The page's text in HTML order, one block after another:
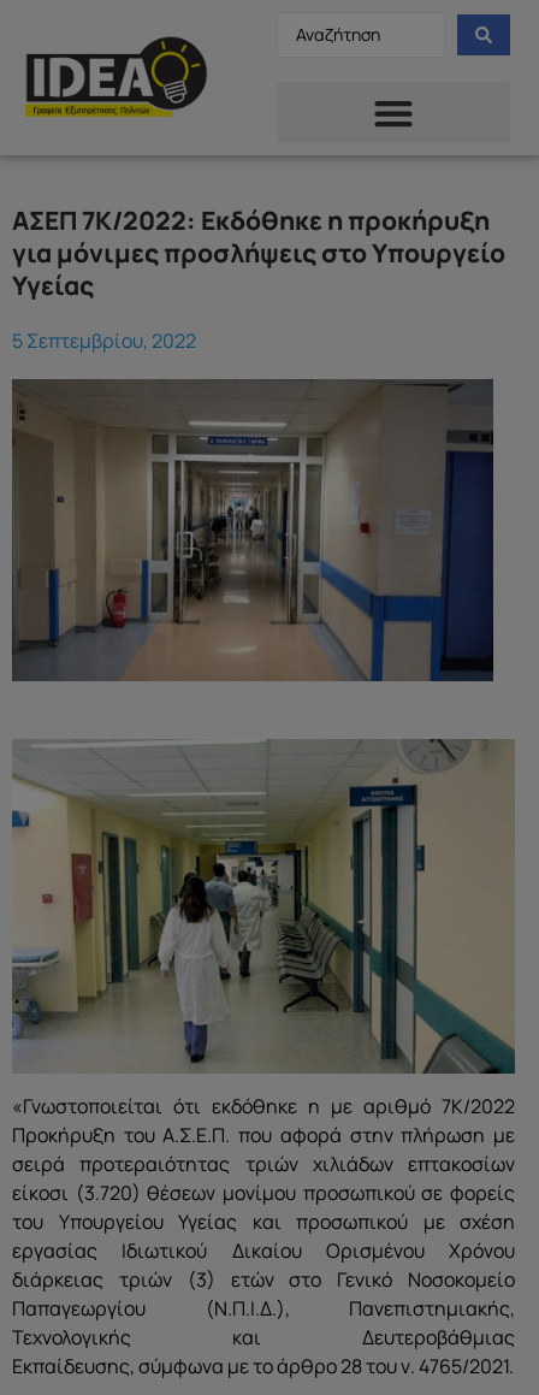
ΑΣΕΠ 7Κ/2022: Εκδόθηκε η προκήρυξη
για μόνιμες προσλήψεις στο Υπουργείο
Υγείας
5 Σεπτεμβρίου, 2022
«Γνωστοποιείται ότι εκδόθηκε η με αριθμό 7Κ/2022
Προκήρυξη του Α.Σ.Ε.Π. που αφορά στην πλήρωση με
σειρά προτεραιότητας τριών χιλιάδων επτακοσίων
είκοσι (3.720) θέσεων μονίμου προσωπικού σε φορείς
του Υπουργείου Υγείας και προσωπικού με σχέση
εργασίας Ιδιωτικού Δικαίου Ορισμένου Χρόνου
διάρκειας τριών (3) ετών στο Γενικό Νοσοκομείο
Παπαγεωργίου (Ν.Π.Ι.Δ.), Πανεπιστημιακής,
Τεχνολογικής και Δευτεροβάθμιας
Εκπαίδευσης, σύμφωνα με το άρθρο 28 του ν. 4765/2021.